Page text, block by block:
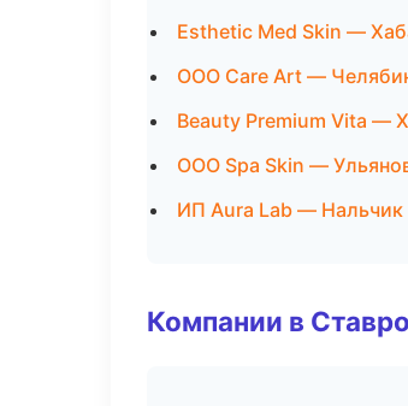
Esthetic Med Skin —
ООО Care Art —
Beauty Premium Vita —
ООО Spa Skin —
ИП Aura Lab — Нальчик
Компании в